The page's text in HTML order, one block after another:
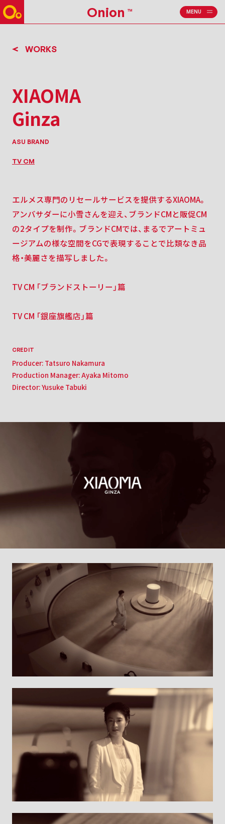
Onion TM
MENU
WORKS
XIAOMA
Ginza
ASU BRAND
TV CM
エルメス専門のリセールサービスを提供するXIAOMA。
アンバサダーに小雪さんを迎え、ブランドCMと販促CM
の2タイプを制作。 ブランドCMでは、まるでアートミュ
ージアムの様な空間をCGで表現することで比類なき品
格・美麗さを描写しました。
TV CM 「ブランドストーリー」篇
TV CM 「銀座旗艦店」篇
CREDIT
Producer: Tatsuro Nakamura
Production Manager: Ayaka Mitomo
Director: Yusuke Tabuki